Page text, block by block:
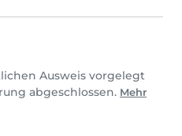
Ausweis vorgelegt
abgeschlossen. Mehr